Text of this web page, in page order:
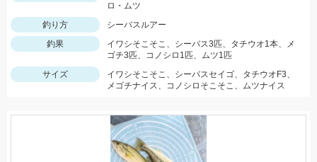
ロ・ムツ
釣り方
シーバスルアー
釣果
イワシそこそこ、シーバス3匹、タチウオ1本、メ
ゴチ3匹、コノシロ1匹、ムツ1匹
サイズ
イワシそこそこ、シーバスセイゴ、タチウオF3、
メゴチナイス、コノシロそこそこ、ムツナイス